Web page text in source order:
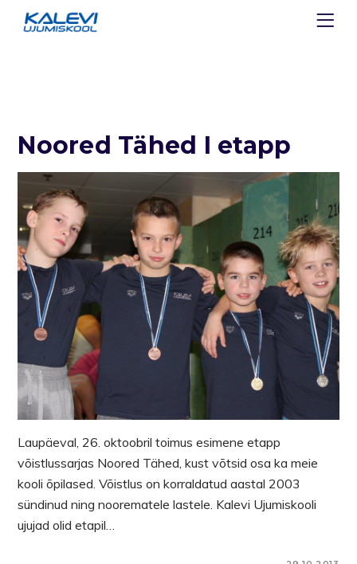
Noored Tähed I etapp
Laupäeval, 26. oktoobril toimus esimene etapp
võistlussarjas Noored Tähed, kust võtsid osa ka meie
kooli õpilased. Võistlus on korraldatud aastal 2003
sündinud ning noorematele lastele. Kalevi Ujumiskooli
ujujad olid etapil…